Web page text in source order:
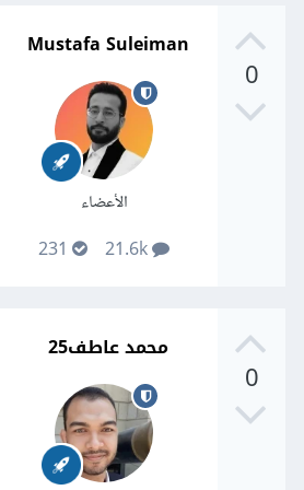
0
Mustafa Suleiman
الأعضاء
0
محمد عاطف25